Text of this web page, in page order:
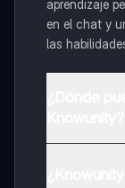
aprendizaje
en el chat y
las